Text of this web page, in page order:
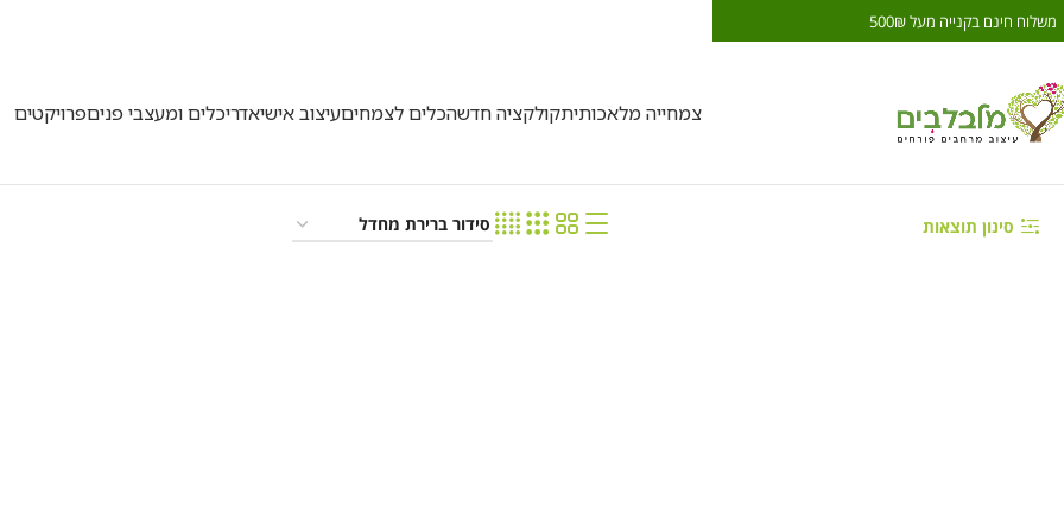
צמחייה מלאכותיתקולקציה חדשהכלים לצמחיםעיצוב אישיאדריכלים ומעצבי פניםפרויקטים
סינון תוצאות
משלוח חינם בקנייה מעל 500₪